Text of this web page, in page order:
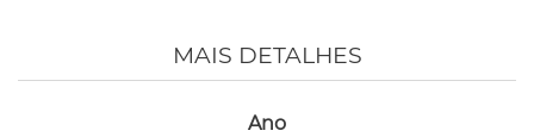
MAIS DETALHES
Ano